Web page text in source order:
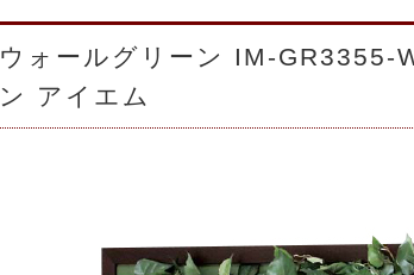
ウォールグリーン IM-GR3355-
ン アイエム